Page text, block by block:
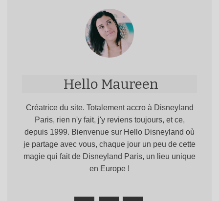
Hello Maureen
Créatrice du site. Totalement accro à Disneyland
Paris, rien n'y fait, j'y reviens toujours, et ce,
depuis 1999. Bienvenue sur Hello Disneyland où
je partage avec vous, chaque jour un peu de cette
magie qui fait de Disneyland Paris, un lieu unique
en Europe !